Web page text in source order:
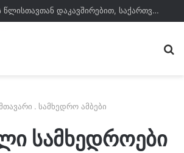
აგვისტოს ომის წლისთავთან დაკავშირებით, საქართველოს თავდაცვის სამინისტროში სახელმწიფო დროშები დაეშვა
. სამხედრო ამბები
სამხედროები